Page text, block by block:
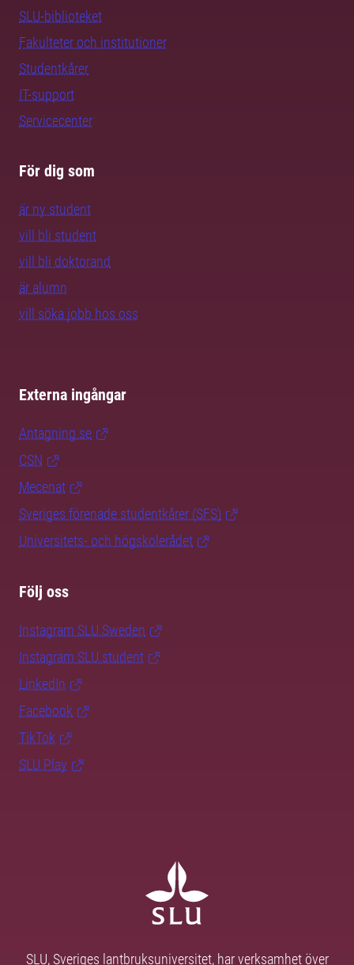
SLU-biblioteket
Fakulteter och institutioner
Studentkårer
IT-support
Servicecenter
För dig som
är ny student
vill bli student
vill bli doktorand
är alumn
vill söka jobb hos oss
Externa ingångar
Antagning.se
CSN
Mecenat
Sveriges förenade studentkårer (SFS)
Universitets- och högskolerådet
Följ oss
Instagram SLU.Sweden
Instagram SLU.student
LinkedIn
Facebook
TikTok
SLU Play
SLU, Sveriges lantbruksuniversitet, har verksamhet över